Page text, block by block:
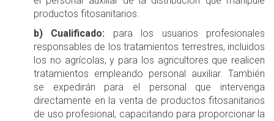
productos fitosanitarios.
b) Cualificado: para los usuarios profesionales
responsables de los tratamientos terrestres, incluidos
los no agrícolas, y para los agricultores que realicen
tratamientos empleando personal auxiliar. También
se expedirán para el personal que intervenga
directamente en la venta de productos fitosanitarios
de uso profesional, capacitando para proporcionar la